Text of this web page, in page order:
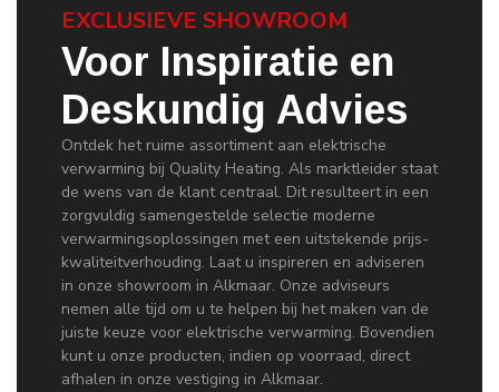
EXCLUSIEVE SHOWROOM
Voor Inspiratie en
Deskundig Advies
Ontdek het ruime assortiment aan elektrische
verwarming bij Quality Heating. Als marktleider staat
de wens van de klant centraal. Dit resulteert in een
zorgvuldig samengestelde selectie moderne
verwarmingsoplossingen met een uitstekende prijs-
kwaliteitverhouding. Laat u inspireren en adviseren
in onze showroom in Alkmaar. Onze adviseurs
nemen alle tijd om u te helpen bij het maken van de
juiste keuze voor elektrische verwarming. Bovendien
kunt u onze producten, indien op voorraad, direct
afhalen in onze vestiging in Alkmaar.